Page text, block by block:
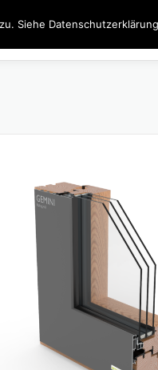
INNENAUSBAU
Siehe